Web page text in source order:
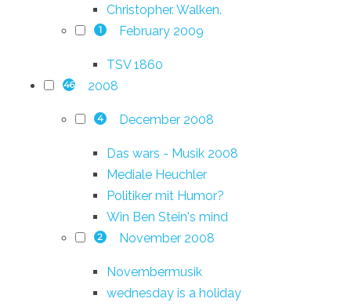
Christopher. Walken.
1 February 2009
TSV 1860
46 2008
4 December 2008
Das wars - Musik 2008
Mediale Heuchler
Politiker mit Humor?
Win Ben Stein's mind
2 November 2008
Novembermusik
wednesday is a holiday